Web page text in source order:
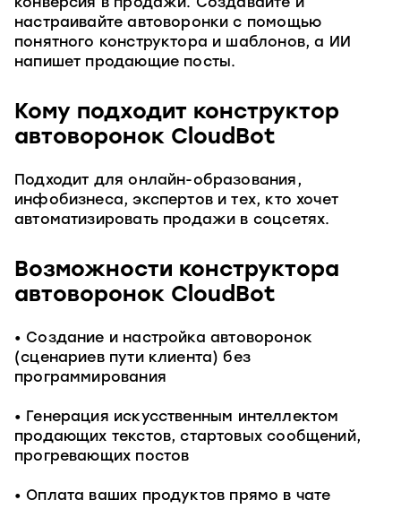
настраивайте автоворонки с помощью
понятного конструктора и шаблонов, а ИИ
напишет продающие посты.
Кому подходит конструктор
автоворонок CloudBot
Подходит для онлайн-образования,
инфобизнеса, экспертов и тех, кто хочет
автоматизировать продажи в соцсетях.
Возможности конструктора
автоворонок CloudBot
Создание и настройка автоворонок
(сценариев пути клиента) без
программирования
Генерация искусственным интеллектом
продающих текстов, стартовых сообщений,
прогревающих постов
Оплата ваших продуктов прямо в чате